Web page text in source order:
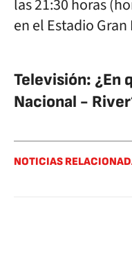
las 21:30 horas
en el Estadio
Televisión: ¿En
Nacional -
NOTICIAS